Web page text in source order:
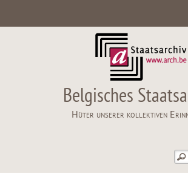
Belgisches
Hüter unserer kollektiven